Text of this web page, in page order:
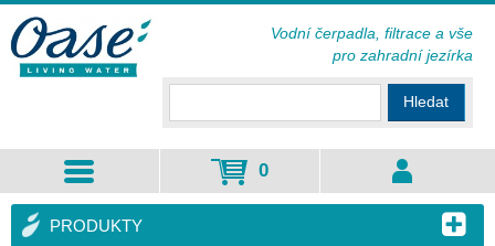
PRODUKTY
Hledat
0
Vodní čerpadla, filtrace a vše
pro zahradní jezírka